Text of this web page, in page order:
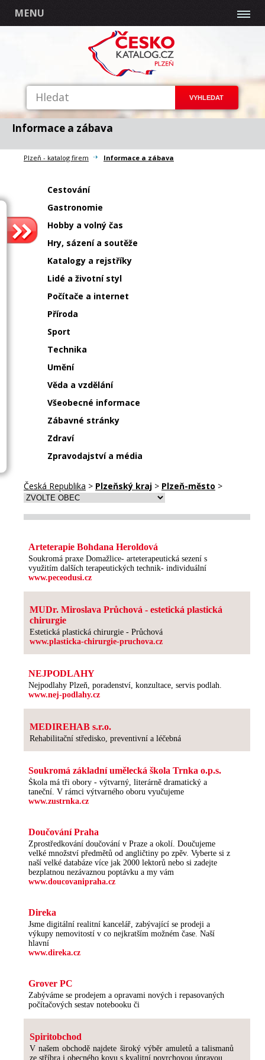
MENU
Informace a zábava
Plzeň - katalog firem Informace a zábava
Cestování
Gastronomie
Hobby a volný čas
Hry, sázení a soutěže
Katalogy a rejstříky
Lidé a životní styl
Počítače a internet
Příroda
Sport
Technika
Umění
Věda a vzdělání
Všeobecné informace
Zábavné stránky
Zdraví
Zpravodajství a média
Česká Republika > Plzeňský kraj > Plzeň-město >
Arteterapie Bohdana Heroldová
Soukromá praxe Domažlice- arteterapeutická sezení s
využitím dalších terapeutických technik- individuální
www.peceodusi.cz
MUDr. Miroslava Průchová - estetická plastická
chirurgie
Estetická plastická chirurgie - Průchová
www.plasticka-chirurgie-pruchova.cz
NEJPODLAHY
Nejpodlahy Plzeň, poradenství, konzultace, servis podlah.
www.nej-podlahy.cz
MEDIREHAB s.r.o.
Rehabilitační středisko, preventivní a léčebná
Soukromá základní umělecká škola Trnka o.p.s.
Škola má tři obory - výtvarný, literárně dramatický a
taneční. V rámci výtvarného oboru vyučujeme
www.zustrnka.cz
Doučování Praha
Zprostředkování doučování v Praze a okolí. Doučujeme
velké množství předmětů od angličtiny po zpěv. Vyberte si z
naší velké databáze více jak 2000 lektorů nebo si zadejte
bezplatnou nezávaznou poptávku a my vám
www.doucovanipraha.cz
Direka
Jsme digitální realitní kancelář, zabývající se prodeji a
výkupy nemovitostí v co nejkratším možném čase. Naší
hlavní
www.direka.cz
Grover PC
Zabýváme se prodejem a opravami nových i repasovaných
počítačových sestav notebooku či
Spiritobchod
V našem obchodě najdete široký výběr amuletů a talismanů
ze stříbra i obecného kovu s kvalitní povrchovou úpravou.